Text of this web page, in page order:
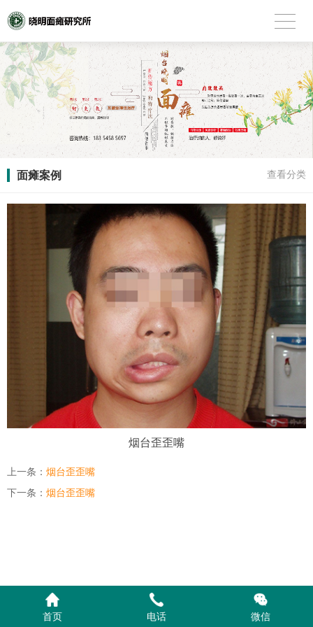
面瘫案例 查看分类
烟台歪歪嘴
上一条： 烟台歪歪嘴
下一条： 烟台歪歪嘴
首页 电话 微信